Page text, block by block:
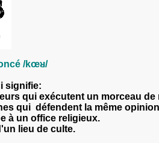
/kœᴚ/
signifie:
qui exécutent un morceau de
qui défendent la même
à un office religieux.
lieu de culte.